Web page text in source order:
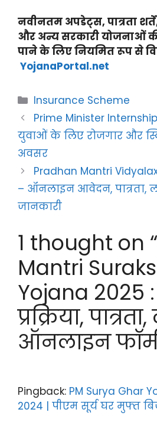
नवीनतम अपडेट्स, पात्रता
और अन्य सरकारी योजनाओं
पाने के लिए नियमित रूप से
YojanaPortal.net
Categories
Insurance Scheme
Prime Minister
युवाओं के लिए रोजगार और
अवसर
Pradhan Mantri
– ऑनलाइन आवेदन, पात्रता,
जानकारी
1 thought on
Mantri
Yojana
प्रक्रिया,
ऑनलाइन
Pingback: PM Surya Ghar
2024 | पीएम सूर्य घर मुफ्त